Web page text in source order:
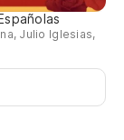
Julio Iglesias,